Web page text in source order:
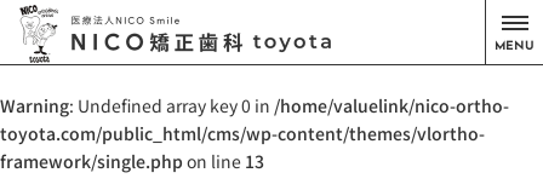
MENU
Warning: Undefined array key 0 in /home/valuelink/nico-ortho-
toyota.com/public_html/cms/wp-content/themes/vlortho-
framework/single.php on line 13